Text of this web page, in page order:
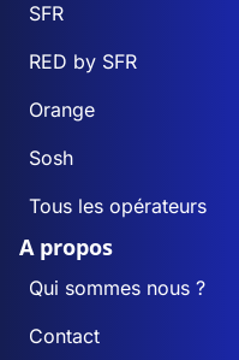
SFR
RED by SFR
Orange
Sosh
Tous les opérateurs
A propos
Qui sommes nous ?
Contact